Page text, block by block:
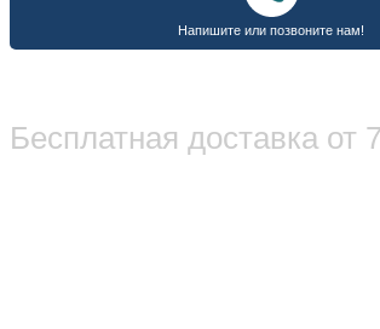
Бесплатная доставка от